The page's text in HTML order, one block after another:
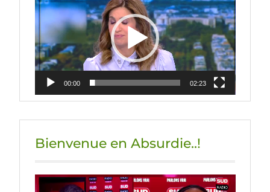
vidéo
00:00 02:23
Bienvenue en Absurdie..!
Lecteur